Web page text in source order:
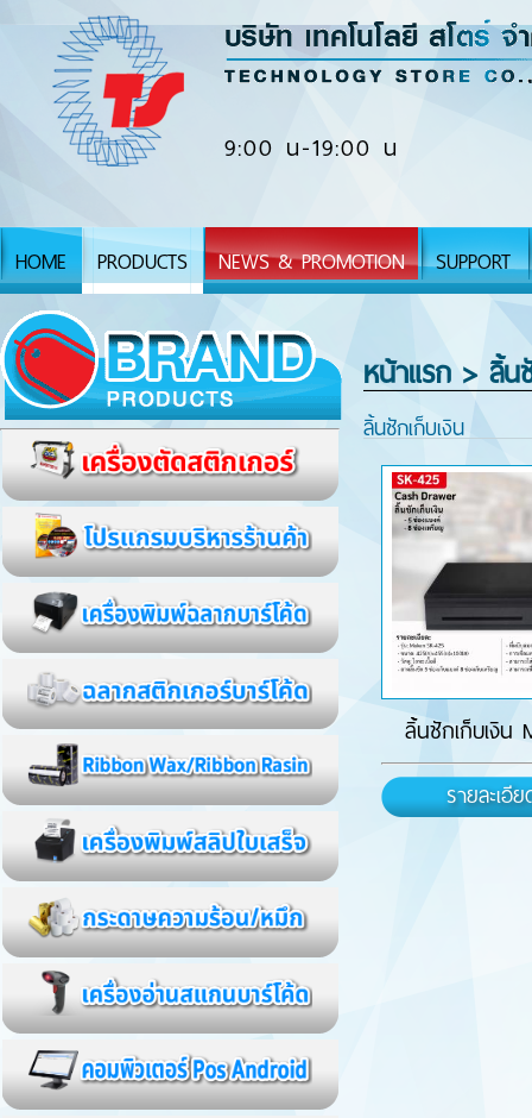
9:00 น-19:00 น
HOME PRODUCTS NEWS & PROMOTION SUPPORT
หน้าแรก > ลิ้น
ลิ้นชักเก็บเงิน
ลิ้นชักเก็บเงิน
รายละเอี